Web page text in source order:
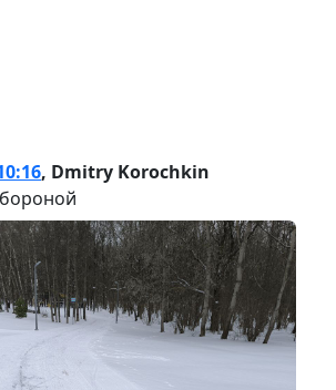
, Dmitry Korochkin